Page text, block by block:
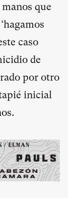
que
caso
de
por otro
inicial